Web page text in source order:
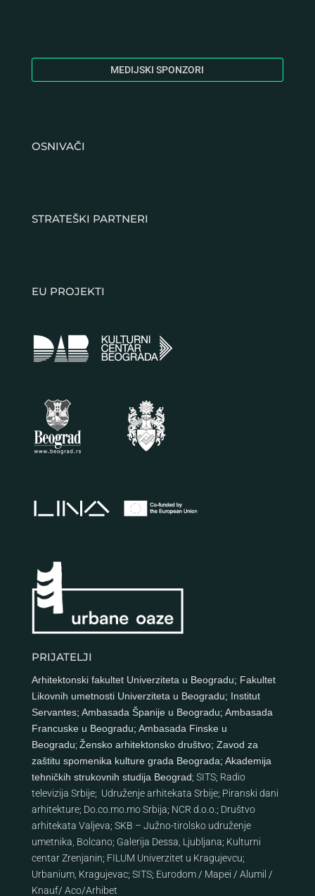
MEDIJSKI SPONZORI
OSNIVAČI
STRATEŠKI PARTNERI
EU PROJEKTI
PRIJATELJI
Arhitektonski fakultet Univerziteta u Beogradu; Fakultet
Likovnih umetnosti Univerziteta u Beogradu; Institut
Servantes; Ambasada Španije u Beogradu; Ambasada
Francuske u Beogradu; Ambasada Finske u
Beogradu; Žensko arhitektonsko društvo; Zavod za
zaštitu spomenika kulture grada Beograda; Akademija
tehničkih strukovnih studija Beograd; SITS; Radio
televizija Srbije; Udruženje arhitekata Srbije; Piranski dani
arhitekture; Do.co.mo.mo Srbija; NCR d.o.o. ; Društvo
arhitekata Valjeva; SKB – Južno-tirolsko udruženje
umetnika, Bolcano; Galerija Dessa, Ljubljana; Kulturni
centar Zrenjanin; FILUM Univerzitet u Kragujevcu;
Urbanium, Kragujevac; SITS; Eurodom/ Mapei / Alumil /
Knauf/ Aco/Arhibet